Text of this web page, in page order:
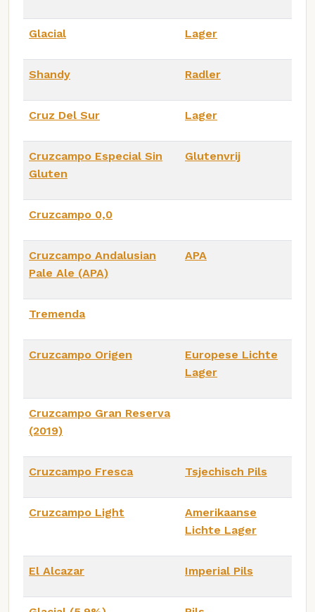
Glacial Lager
Shandy Radler
Cruz Del Sur Lager
Cruzcampo Especial Sin
Gluten
Glutenvrij
Cruzcampo 0,0
Cruzcampo Andalusian
Pale Ale (APA)
APA
Tremenda
Cruzcampo Origen
Europese Lichte
Lager
Cruzcampo Gran Reserva
(2019)
Cruzcampo Fresca Tsjechisch Pils
Cruzcampo Light
Amerikaanse
Lichte Lager
El Alcazar Imperial Pils